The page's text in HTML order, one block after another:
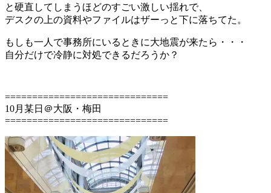
と硬直してしまうほどのすごい激しい揺れで、
デスクの上の資料やファイルはザーっと下に落ちてた。
もしも一人で事務所にいるときに大地震が来たら・・・
自分だけで冷静に対処できるだろうか？
==============================
10月某日＠大阪・梅田
==============================